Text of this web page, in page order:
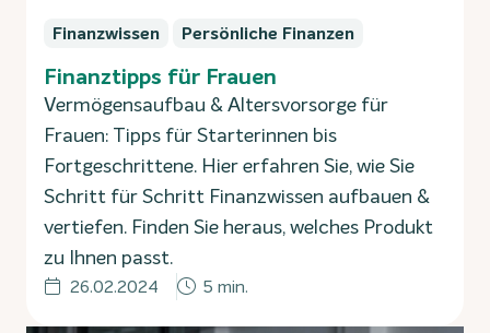
Finanzwissen Persönliche Finanzen
Finanztipps für Frauen
Vermögensaufbau & Altersvorsorge für
Frauen: Tipps für Starterinnen bis
Fortgeschrittene. Hier erfahren Sie, wie Sie
Schritt für Schritt Finanzwissen aufbauen &
vertiefen. Finden Sie heraus, welches Produkt
zu Ihnen passt.
26.02.2024 5 min.